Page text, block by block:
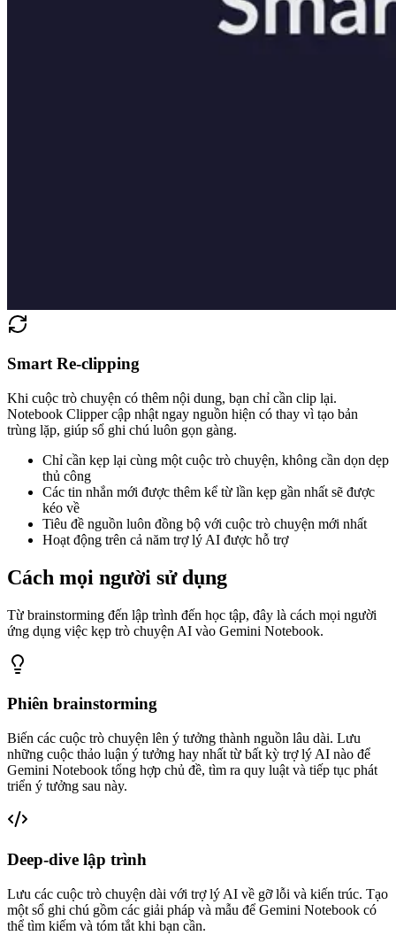
Smart Re-clipping
Khi cuộc trò chuyện có thêm nội dung, bạn chỉ cần clip lại.
Notebook Clipper cập nhật ngay nguồn hiện có thay vì tạo bản
trùng lặp, giúp sổ ghi chú luôn gọn gàng.
Chỉ cần kẹp lại cùng một cuộc trò chuyện, không cần dọn dẹp
thủ công
Các tin nhắn mới được thêm kể từ lần kẹp gần nhất sẽ được
kéo về
Tiêu đề nguồn luôn đồng bộ với cuộc trò chuyện mới nhất
Hoạt động trên cả năm trợ lý AI được hỗ trợ
Cách mọi người sử dụng
Từ brainstorming đến lập trình đến học tập, đây là cách mọi người
ứng dụng việc kẹp trò chuyện AI vào Gemini Notebook.
Phiên brainstorming
Biến các cuộc trò chuyện lên ý tưởng thành nguồn lâu dài. Lưu
những cuộc thảo luận ý tưởng hay nhất từ bất kỳ trợ lý AI nào để
Gemini Notebook tổng hợp chủ đề, tìm ra quy luật và tiếp tục phát
triển ý tưởng sau này.
Deep-dive lập trình
Lưu các cuộc trò chuyện dài với trợ lý AI về gỡ lỗi và kiến trúc. Tạo
một sổ ghi chú gồm các giải pháp và mẫu để Gemini Notebook có
thể tìm kiếm và tóm tắt khi bạn cần.